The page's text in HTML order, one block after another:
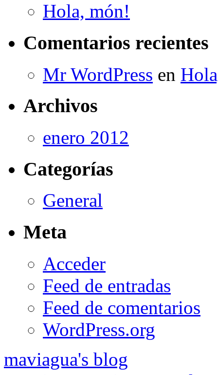
Hola, món!
Comentarios recientes
Mr WordPress en
Archivos
enero 2012
Categorías
General
Meta
Acceder
Feed de entradas
Feed de comentarios
WordPress.org
maviagua's blog